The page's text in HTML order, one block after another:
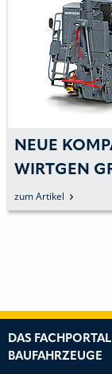
GROUP
OF
DAS
BAUFAHRZEUGE